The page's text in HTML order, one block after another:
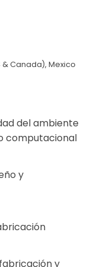
& Canada), Mexico
del ambiente
computacional
y
y